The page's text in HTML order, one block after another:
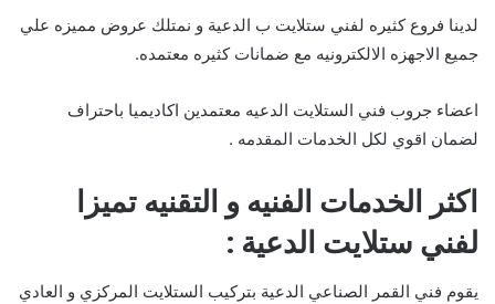
لدينا فروع كثيره لفني ستلايت ب الدعية و نمتلك عروض مميزه علي
جميع الاجهزه الالكترونيه مع ضمانات كثيره معتمده.
اعضاء جروب فني الستلايت الدعيه معتمدين اكاديميا باحتراف
لضمان اقوي لكل الخدمات المقدمه .
اكثر الخدمات الفنيه و التقنيه تميزا
لفني ستلايت الدعية :
يقوم فني القمر الصناعي الدعية بتركيب الستلايت المركزي و العادي